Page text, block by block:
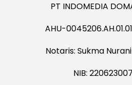
PT INDOMEDIA
AHU-
Notaris: Sukma
NIB: